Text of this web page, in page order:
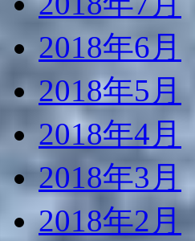
2018年6月
2018年5月
2018年4月
2018年3月
2018年2月